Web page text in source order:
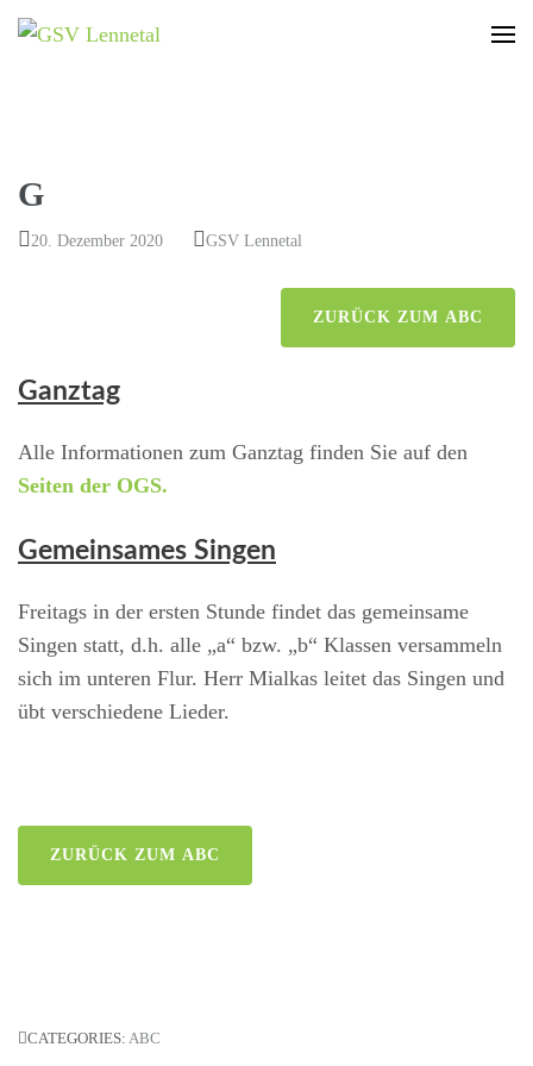
G
20. Dezember 2020 GSV Lennetal
ZURÜCK ZUM ABC
Ganztag
Alle Informationen zum Ganztag finden Sie auf den
Seiten der OGS.
Gemeinsames Singen
Freitags in der ersten Stunde findet das gemeinsame
Singen statt, d.h. alle „a“ bzw. „b“ Klassen versammeln
sich im unteren Flur. Herr Mialkas leitet das Singen und
übt verschiedene Lieder.
ZURÜCK ZUM ABC
CATEGORIES: ABC